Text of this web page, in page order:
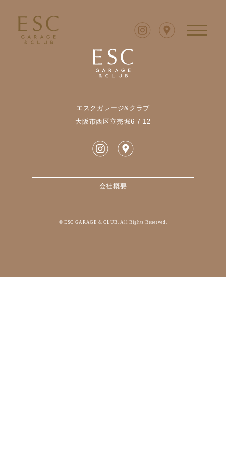
エスクガレージ&クラブ
⼤阪市⻄区⽴売堀6-7-12
会社概要
© ESC GARAGE & CLUB. All Rights Reserved.